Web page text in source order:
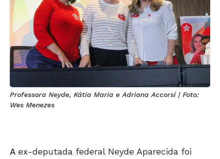
Professora Neyde, Kátia Maria e Adriana Accorsi | Foto:
Wes Menezes
A ex-deputada federal Neyde Aparecida foi